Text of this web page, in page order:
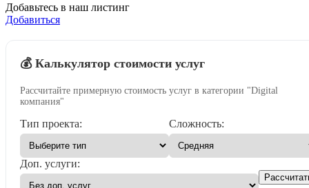
Добавьтесь в наш листинг
Добавиться
💰 Калькулятор стоимости услуг
Рассчитайте примерную стоимость услуг в категории "Digital
компания"
Тип проекта: Сложность:
Доп. услуги: